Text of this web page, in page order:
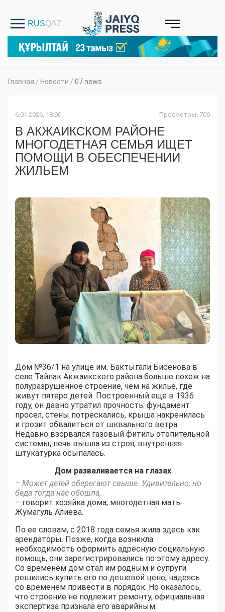
Главная / Новости / 07 news
6.01.2026, 18:00 Просмотры: 700
В АКЖАИКСКОМ РАЙОНЕ
МНОГОДЕТНАЯ СЕМЬЯ ИЩЕТ
ПОМОЩИ В ОБЕСПЕЧЕНИИ
ЖИЛЬЕМ
Дом №36/1 на улице им. Бактыгали Бисенова в
селе Тайпак Акжаикского района больше похож на
полуразрушенное строение, чем на жилье, где
живут пятеро детей. Построенный еще в 1936
году, он давно утратил прочность: фундамент
просел, стены потрескались, крыша накренилась
и грозит обвалиться от шквального ветра.
Недавно взорвался газовый фитиль отопительной
системы, печь вышла из строя, внутренняя
штукатурка осыпалась.
Дом разваливается на глазах
– Может детей оберегают свыше. Удивительно, но
беда тогда нас обошла,
– говорит хозяйка дома, многодетная мать
Жумагуль Алиева.
По ее словам, с 2018 года семья жила здесь как
арендаторы. Позже, когда возникла
необходимость оформить адресную социальную
помощь, они зарегистрировались по этому адресу.
Со временем дом стал им родным и супруги
решились купить его по дешевой цене, надеясь
со временем привести в порядок. Но оказалось,
что строение не подлежит ремонту, официальная
экспертиза признала его аварийным.